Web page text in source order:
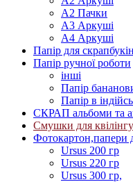
А2 Пачки
А3 Аркуші
А4 Аркуші
Папір для
Папір ручної роботи
інші
Папір
Папір в
СКРАП альбоми та
Смушки для квілінгу
Фотокартон,папери
Ursus 200 гр
Ursus 220 гр
Ursus 300 гр,